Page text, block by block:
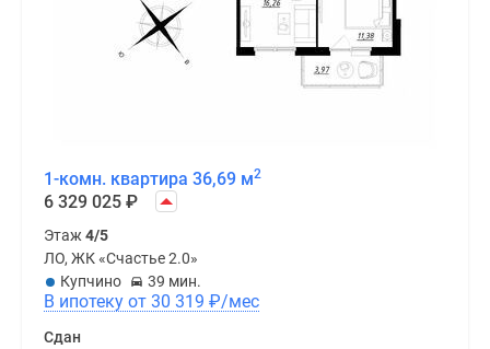
1-комн. квартира 36,69 м2
6 329 025 ₽
Этаж4/5
ЛО, ЖК «Счастье 2.0»
Купчино
39 мин.
В ипотеку от 30 319 ₽/мес
Сдан